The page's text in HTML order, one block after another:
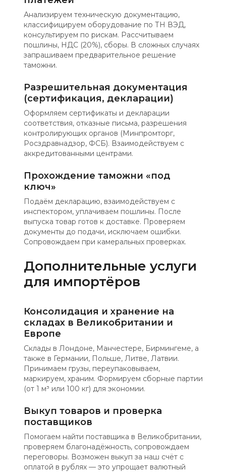
Анализируем техническую документацию,
классифицируем оборудование по ТН ВЭД,
консультируем по рискам. Рассчитываем
пошлины, НДС (20%), сборы. В сложных случаях
запрашиваем предварительное решение
таможни.
Разрешительная документация
(сертификация, декларации)
Оформляем сертификаты и декларации
соответствия, отказные письма, разрешения
контролирующих органов (Минпромторг,
Росздравнадзор, ФСБ). Взаимодействуем с
аккредитованными центрами.
Прохождение таможни «под
ключ»
Подаём декларацию, взаимодействуем с
инспектором, уплачиваем пошлины. После
выпуска товар готов к доставке. Проверяем
документы до подачи, исключаем ошибки.
Сопровождаем при камеральных проверках.
Дополнительные услуги
для импортёров
Консолидация и хранение на
складах в Великобритании и
Европе
Склады в Лондоне, Манчестере, Бирмингеме, а
также в Германии, Польше, Литве, Латвии.
Принимаем грузы, переупаковываем,
маркируем, храним. Формируем сборные партии
(от 1 м³ или 100 кг) для экономии.
Выкуп товаров и проверка
поставщиков
Помогаем найти поставщика в Великобритании,
проверяем благонадёжность, сопровождаем
переговоры. Возможен выкуп за наш счёт с
оплатой в рублях — это упрощает валютный